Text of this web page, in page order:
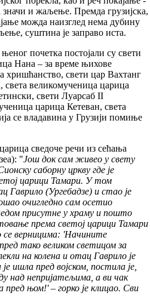
и жаљење. Премда грузијска,
можда наизглед нема дубину
суштина је заправо иста.
почетка постојали су свети
Нана – за време њихове
хришћанство, свети цар Вахтанг
света великомученица царица
свети Луарсаб II
царица Кетеван, света
се владавина у Грузији помиње
сведоче речи из сећања
"Још док сам живео у свету
саборну цркву где је
царици Тамари. У том
Гаврило (Ургебадзе) и стао је
очигледно сам осетио
присутне у храму и пошто
према светој царици Тамари
се верницима: 'Начините
тако великом светицом за
на колена и отац Гаврило је
ишла пред војском, постила је,
над непријатељима, а ви чак
пред њом!' – горко је клицао. Сви